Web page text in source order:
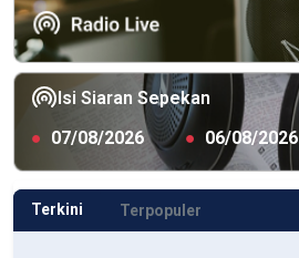
Isi Siaran Sepekan
● 07/08/2026 ● 06/08/2026
Terkini Terpopuler